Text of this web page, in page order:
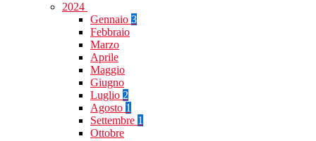
2024
Gennaio 3
Febbraio
Marzo
Aprile
Maggio
Giugno
Luglio 2
Agosto 1
Settembre 1
Ottobre